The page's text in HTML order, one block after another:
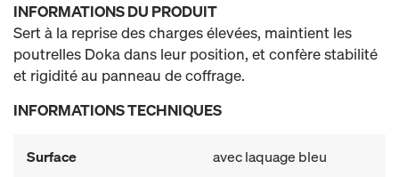
INFORMATIONS DU PRODUIT
Sert à la reprise des charges élevées, maintient les
poutrelles Doka dans leur position, et confère stabilité
et rigidité au panneau de coffrage.
INFORMATIONS TECHNIQUES
Surface avec laquage bleu